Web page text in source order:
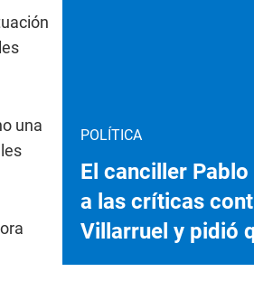
una
POLÍTICA
El canciller
a las críticas
Villarruel y pidió